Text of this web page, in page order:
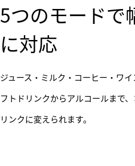
5つのモードで
に対応
ジュース・ミルク・コーヒー・ワ
フトドリンクからアルコールまで
リンクに変えられます。